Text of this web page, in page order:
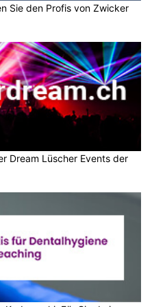
Sie den Profis von Zwicker
Dream Lüscher Events der